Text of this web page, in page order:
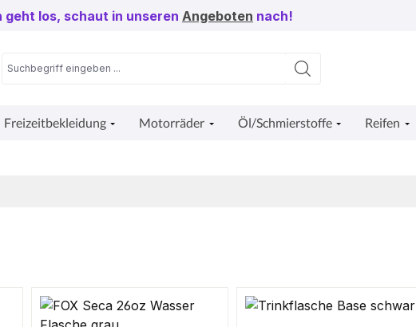
geht los, schaut in unseren Angeboten nach!
Freizeitbekleidung Motorräder Öl/Schmierstoffe Reifen